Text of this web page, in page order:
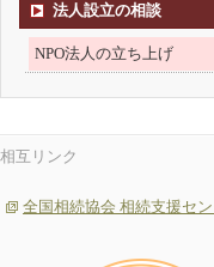
法人設立の相談
NPO法人の立ち上げ
相互リンク
全国相続協会 相続支援セ